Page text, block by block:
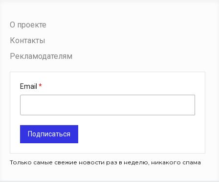
О проекте
Контакты
Рекламодателям
Email
Подписаться
Только самые свежие новости раз в неделю, никакого спама